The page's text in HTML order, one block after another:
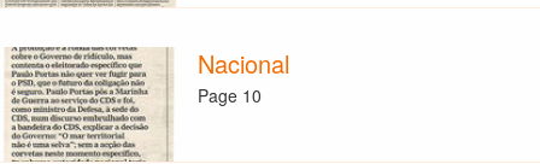
Nacional
Page 10